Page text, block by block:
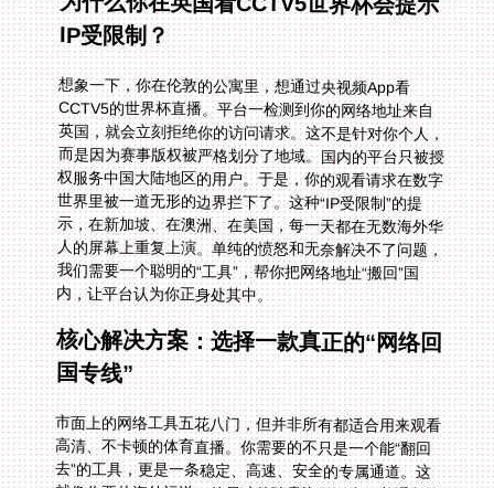
IP受限制？
想象一下，你在伦敦的公寓里，想通过央视频App看
CCTV5的世界杯直播。平台一检测到你的网络地址来自
英国，就会立刻拒绝你的访问请求。这不是针对你个人，
而是因为赛事版权被严格划分了地域。国内的平台只被授
权服务中国大陆地区的用户。于是，你的观看请求在数字
世界里被一道无形的边界拦下了。这种“IP受限制”的提
示，在新加坡、在澳洲、在美国，每一天都在无数海外华
人的屏幕上重复上演。单纯的愤怒和无奈解决不了问题，
我们需要一个聪明的“工具”，帮你把网络地址“搬回”国
内，让平台认为你正身处其中。
核心解决方案：选择一款真正的“网络回
国专线”
市面上的网络工具五花八门，但并非所有都适合用来观看
高清、不卡顿的体育直播。你需要的不只是一个能“翻回
去”的工具，更是一条稳定、高速、安全的专属通道。这
就像你要从海外运送一件易碎的珍贵瓷器回家，普通邮路
颠簸且风险高，而专线物流则能提供恒温、防震、全程追